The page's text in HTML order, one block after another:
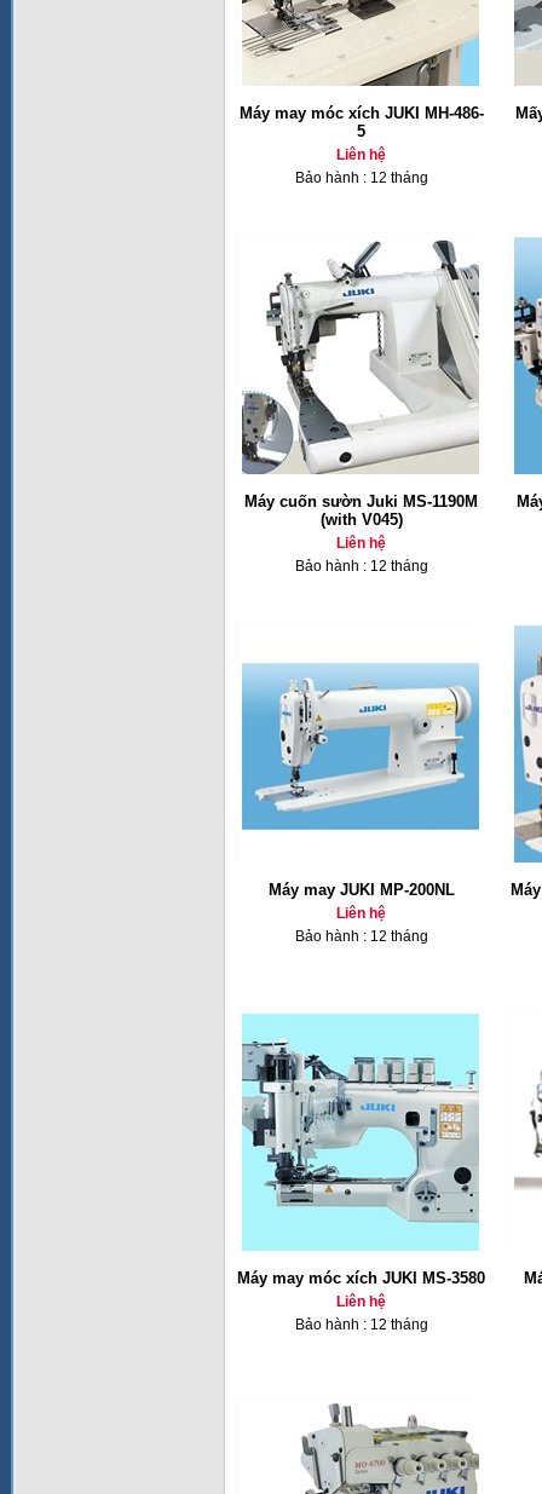
Máy may móc xích JUKI MH-486-
5
Liên hệ
Bảo hành : 12 tháng
Máy cuốn sườn Juki MS-1190M
(with V045)
Liên hệ
Bảo hành : 12 tháng
Máy may JUKI MP-200NL
Liên hệ
Bảo hành : 12 tháng
Máy may móc xích JUKI MS-3580
Liên hệ
Bảo hành : 12 tháng